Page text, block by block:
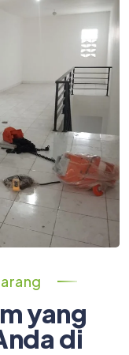
yang
di